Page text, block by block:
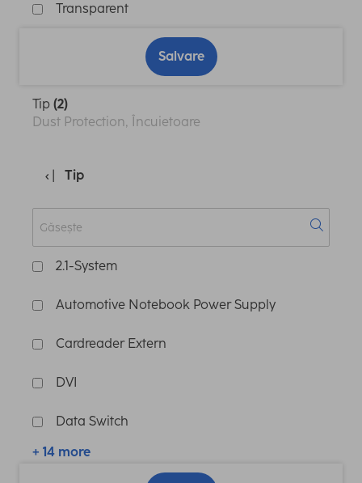
Transparent
Salvare
Tip (2)
Dust Protection, Încuietoare
Tip
2.1-System
Automotive Notebook Power Supply
Cardreader Extern
DVI
Data Switch
+ 14 more